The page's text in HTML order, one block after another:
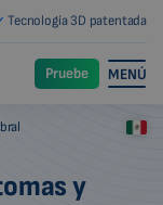
Tecnología 3D patentada
Pruebe MENÚ
y